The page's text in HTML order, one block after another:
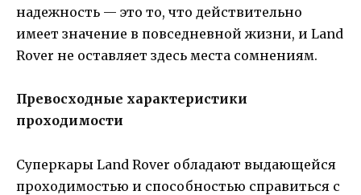
надежность — это то, что действительно
имеет значение в повседневной жизни, и Land
Rover не оставляет здесь места сомнениям.
Превосходные характеристики
проходимости
Суперкары Land Rover обладают выдающейся
проходимостью и способностью справиться с